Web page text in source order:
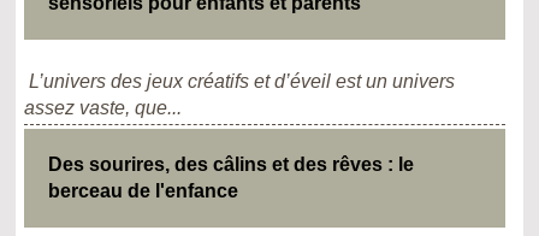
L’univers des jeux créatifs et d’éveil est un univers
assez vaste, que...
Des sourires, des câlins et des rêves : le
berceau de l'enfance